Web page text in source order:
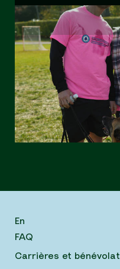
En
FAQ
Carrières et bénévolat